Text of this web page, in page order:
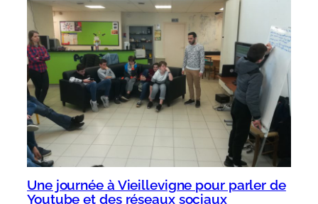
Une journée à Vieillevigne pour parler de
Youtube et des réseaux sociaux